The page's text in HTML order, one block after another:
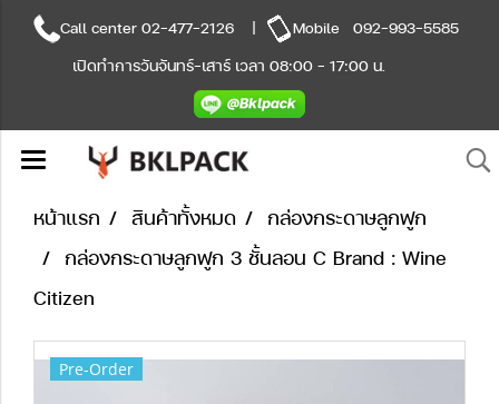
Call center 02-477-2126 | Mobile 092-993-5585
เปิดทำการวันจันทร์-เสาร์ เวลา 08:00 - 17:00 น.
หน้าแรก สินค้าทั้งหมด
กล่องกระดาษลูกฟูก
กล่องกระดาษลูกฟูก 3 ชั้นลอน C Brand : Wine
Citizen
Pre-Order